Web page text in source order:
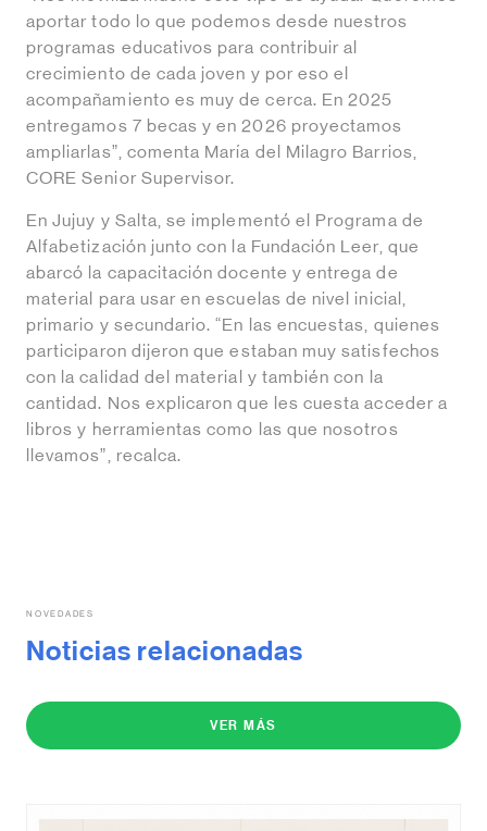
aportar todo lo que podemos desde nuestros
programas educativos para contribuir al
crecimiento de cada joven y por eso el
acompañamiento es muy de cerca. En 2025
entregamos 7 becas y en 2026 proyectamos
ampliarlas”, comenta María del Milagro Barrios,
CORE Senior Supervisor.
En Jujuy y Salta, se implementó el Programa de
Alfabetización junto con la Fundación Leer, que
abarcó la capacitación docente y entrega de
material para usar en escuelas de nivel inicial,
primario y secundario. “En las encuestas, quienes
participaron dijeron que estaban muy satisfechos
con la calidad del material y también con la
cantidad. Nos explicaron que les cuesta acceder a
libros y herramientas como las que nosotros
llevamos”, recalca.
NOVEDADES
Noticias relacionadas
VER MÁS